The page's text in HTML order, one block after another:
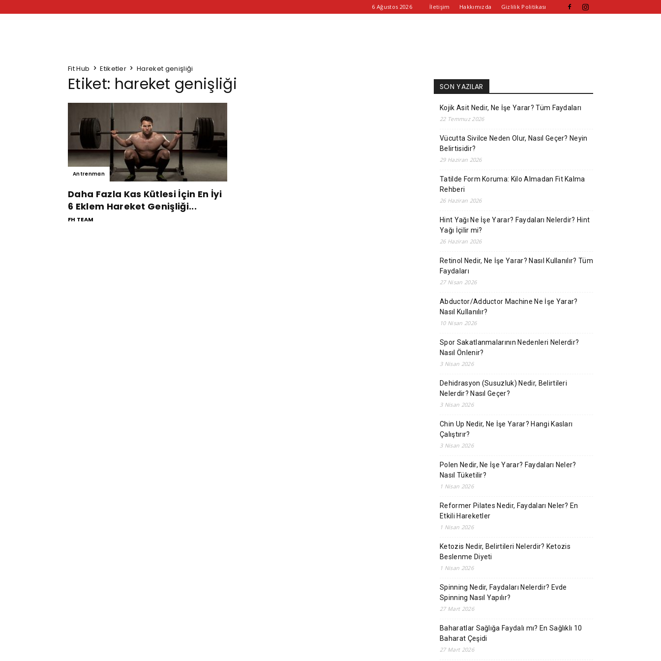
6 Ağustos 2026 İletişim Hakkımızda Gizlilik Politikası
Fit Hub Etiketler Hareket genişliği
Etiket: hareket genişliği
Antrenman
Daha Fazla Kas Kütlesi İçin En İyi
6 Eklem Hareket Genişliği...
FH TEAM
SON YAZILAR
Kojik Asit Nedir, Ne İşe Yarar? Tüm Faydaları
22 Temmuz 2026
Vücutta Sivilce Neden Olur, Nasıl Geçer? Neyin
Belirtisidir?
29 Haziran 2026
Tatilde Form Koruma: Kilo Almadan Fit Kalma
Rehberi
26 Haziran 2026
Hint Yağı Ne İşe Yarar? Faydaları Nelerdir? Hint
Yağı İçilir mi?
26 Haziran 2026
Retinol Nedir, Ne İşe Yarar? Nasıl Kullanılır? Tüm
Faydaları
27 Nisan 2026
Abductor/Adductor Machine Ne İşe Yarar?
Nasıl Kullanılır?
10 Nisan 2026
Spor Sakatlanmalarının Nedenleri Nelerdir?
Nasıl Önlenir?
3 Nisan 2026
Dehidrasyon (Susuzluk) Nedir, Belirtileri
Nelerdir? Nasıl Geçer?
3 Nisan 2026
Chin Up Nedir, Ne İşe Yarar? Hangi Kasları
Çalıştırır?
3 Nisan 2026
Polen Nedir, Ne İşe Yarar? Faydaları Neler?
Nasıl Tüketilir?
1 Nisan 2026
Reformer Pilates Nedir, Faydaları Neler? En
Etkili Hareketler
1 Nisan 2026
Ketozis Nedir, Belirtileri Nelerdir? Ketozis
Beslenme Diyeti
1 Nisan 2026
Spinning Nedir, Faydaları Nelerdir? Evde
Spinning Nasıl Yapılır?
27 Mart 2026
Baharatlar Sağlığa Faydalı mı? En Sağlıklı 10
Baharat Çeşidi
27 Mart 2026